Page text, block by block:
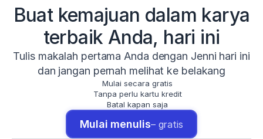
Buat kemajuan dalam karya
terbaik Anda, hari ini
Tulis makalah pertama Anda dengan Jenni hari ini
dan jangan pernah melihat ke belakang
Mulai secara gratis
Tanpa perlu kartu kredit
Batal kapan saja
Mulai menulis– gratis